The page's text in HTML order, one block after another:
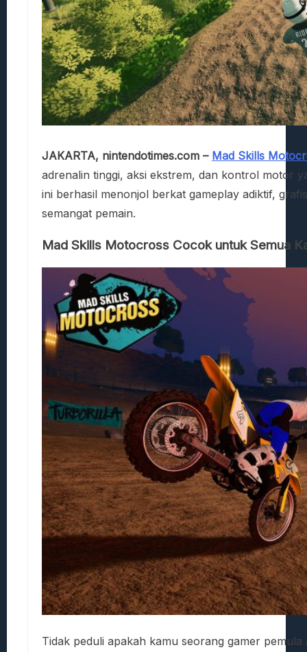
JAKARTA, nintendotimes.com – Mad Skills
adrenalin tinggi, aksi ekstrem, dan kontrol motor
ini berhasil menonjol berkat gameplay adiktif,
semangat pemain.
Mad Skills Motocross Cocok untuk Semua
Tidak peduli apakah kamu seorang gamer